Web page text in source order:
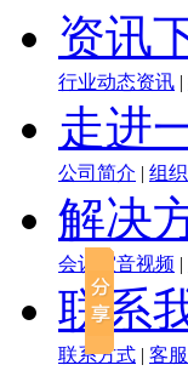
资讯
行业动态资讯 |
走进
公司简介 | 组
解决
会议室音视频 |
联系
联系方式 | 客